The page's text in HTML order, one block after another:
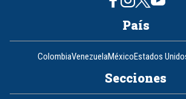
País
ColombiaVenezuelaMéxicoEstados
Secciones